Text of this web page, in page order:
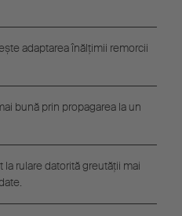
adaptarea înălțimii remorcii
bună prin propagarea la un
rulare datorită greutății mai